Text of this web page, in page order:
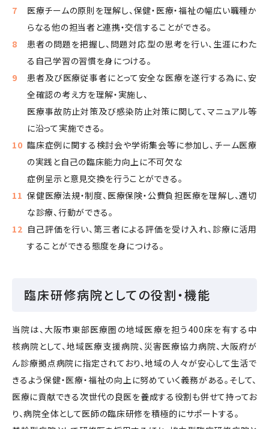
医療チームの原則を理解し、保健・医療・福祉の幅広い職種か
らなる他の担当者と連携・交信することができる。
患者の問題を把握し、問題対応型の思考を行い、生涯にわた
る自己学習の習慣を身につける。
患者及び医療従事者にとって安全な医療を遂行する為に、安
全確認の考え方を理解・実施し、
医療事故防止対策及び感染防止対策に関して、マニュアル等
に沿って実施できる。
臨床症例に関する検討会や学術集会等に参加し、チーム医療
の実践と自己の臨床能力向上に不可欠な
症例呈示と意見交換を行うことができる。
保健医療法規・制度、医療保険・公費負担医療を理解し、適切
な診療、行動ができる。
自己評価を行い、第三者による評価を受け入れ、診療に活用
することができる態度を身につける。
臨床研修病院としての役割・機能
当院は、大阪市東部医療圏の地域医療を担う400床を有する中
核病院として、地域医療支援病院、災害医療協力病院、大阪府が
ん診療拠点病院に指定されており、地域の人々が安心して生活で
きるよう保健・医療・福祉の向上に努めていく義務がある。そして、
医療に貢献できる次世代の良医を養成する役割も併せて持ってお
り、病院全体として医師の臨床研修を積極的にサポートする。